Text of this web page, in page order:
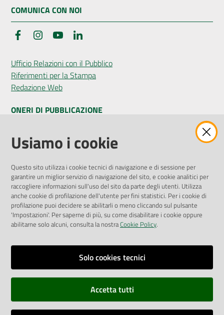
COMUNICA CON NOI
FacebookInstagramYouTube
Ufficio Relazioni con il Pubblico
Riferimenti per la Stampa
Redazione Web
ONERI DI PUBBLICAZIONE
Amministrazione Trasparente
Pubblicità legale
Privacy Policy
Attuazione Misure PNRR
Liste di Attesa
ENTI, IMPRESE E PARTNER
Fatturazione Elettronica
Richiesta Patrocinio
Usiamo i cookie
Questo sito utilizza i cookie tecnici di navigazione e di sessione per
garantire un miglior servizio di navigazione del sito, e cookie analitici per
raccogliere informazioni sull'uso del sito da parte degli utenti. Utilizza
anche cookie di profilazione dell'utente per fini statistici. Per i cookie di
profilazione puoi decidere se abilitarli o meno cliccando sul pulsante
'Impostazioni'. Per saperne di più, su come disabilitare i cookie oppure
abilitarne solo alcuni, consulta la nostraCookie Policy.
Solo cookies tecnici
Accetta tutti